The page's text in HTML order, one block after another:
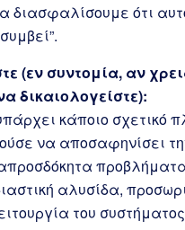
διασφαλίσουμε ότι
(εν συντομία, αν
δικαιολογείστε):
κάποιο σχετικό
να αποσαφηνίσει
αλυσίδα,
του